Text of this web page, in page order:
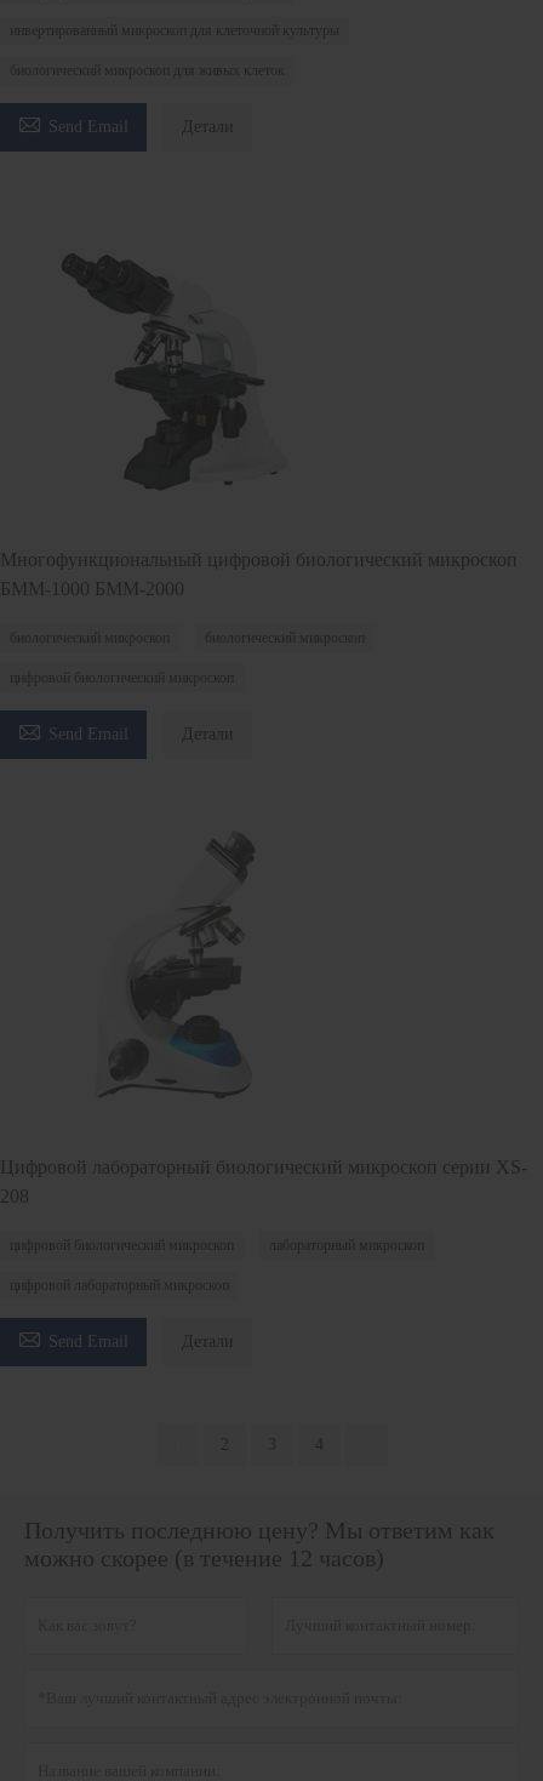
инвертированный микроскоп для клеточной культуры
биологический микроскоп для живых клеток
 Send Email Детали
Многофункциональный цифровой биологический микроскоп
БММ-1000 БММ-2000
биологический микроскоп биологический микроскоп
цифровой биологический микроскоп
 Send Email Детали
Цифровой лабораторный биологический микроскоп серии XS-
208
цифровой биологический микроскоп лабораторный микроскоп
цифровой лабораторный микроскоп
 Send Email Детали
2 4
Получить последнюю цену? Мы ответим как
можно скорее (в течение 12 часов)